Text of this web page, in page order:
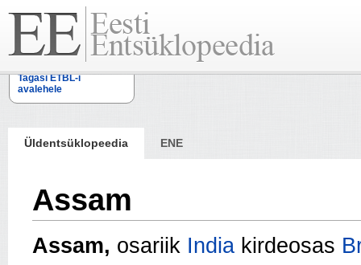
Tagasi ETBL-i
avalehele
Üldentsüklopeedia ENE
Assam
Assam, osariik India kirdeosas